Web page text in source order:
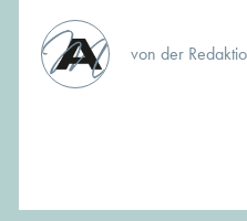
von der